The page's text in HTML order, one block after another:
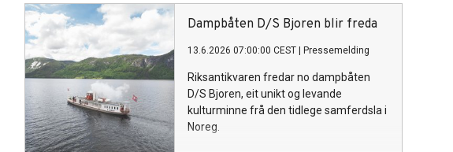
Dampbåten D/S Bjoren blir freda
13.6.2026 07:00:00 CEST Pressemelding
Riksantikvaren fredar no dampbåten
D/S Bjoren, eit unikt og levande
kulturminne frå den tidlege samferdsla i
Noreg.